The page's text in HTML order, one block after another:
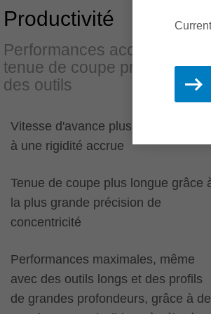
Productivité
Performances accrues et
tenue de coupe prolongée
des outils
Vitesse d'avance plus élevée grâce
à une rigidité accrue
Tenue de coupe plus longue grâce
la plus grande précision de
concentricité
Performances maximales, même
avec des outils longs et des profils
de grandes profondeurs, grâce à